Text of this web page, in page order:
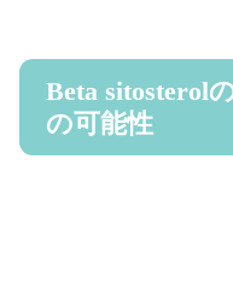
Beta sitosterol
の可能性